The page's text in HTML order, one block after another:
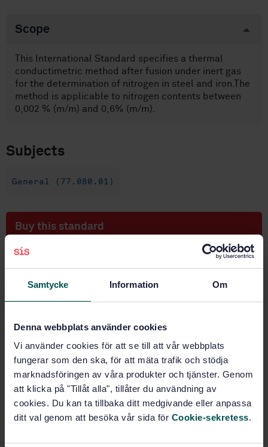
Samtycke Information Om
Denna webbplats använder cookies
Vi använder cookies för att se till att vår webbplats
fungerar som den ska, för att mäta trafik och stödja
marknadsföringen av våra produkter och tjänster. Genom
att klicka på "Tillåt alla", tillåter du användning av
cookies. Du kan ta tillbaka ditt medgivande eller anpassa
ditt val genom att besöka vår sida för Cookie-sekretess.
Scope
This International Standard specifies a thermal
conductimetric method after fusion under inert gas
for the determination of nitrogen in steel and iron.The
method is applicable to nitrogen contents between
0,002 % (m/m) and 0,6% (m/m).
Subjects
General (77.080.01)
Buy this standard
STANDARD
Steel and iron - Determination of nitrogen content -
Thermal conductimetric method after fusion in a
15351:1999)
Subscribe on standards - Read more
PDF
Show more